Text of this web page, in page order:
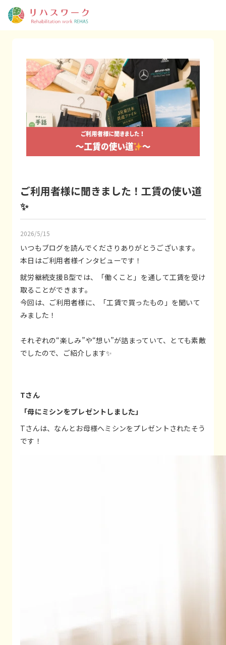
ご利用者様に聞きました！工賃の使い道
✨
2026/5/15
いつもブログを読んでくださりありがとうございます。
本日はご利用者様インタビューです！
就労継続支援B型では、「働くこと」を通して工賃を受け
取ることができます。
今回は、ご利用者様に、「工賃で買ったもの」を聞いて
みました！
それぞれの“楽しみ”や“想い”が詰まっていて、とても素敵
でしたので、ご紹介します✨
Tさん
「母にミシンをプレゼントしました」
Tさんは、なんとお母様へミシンをプレゼントされたそう
です！